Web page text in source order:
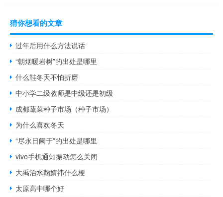
猜你想看的文章
过年后用什么方法说话
“朝烟暖岩树”的出处是哪里
什么鞋冬天不怕折磨
中小学二级教师是中级还是初级
成都蔬菜种子市场（种子市场）
为什么喜欢冬天
“尽永日阑于”的出处是哪里
vivo手机通知振动怎么关闭
大禹治水鞠婧祎什么梗
太原高中哪个好